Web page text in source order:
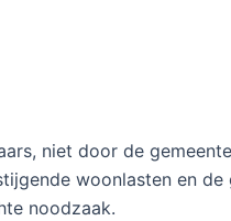
niet door de
woonlasten en de
noodzaak.